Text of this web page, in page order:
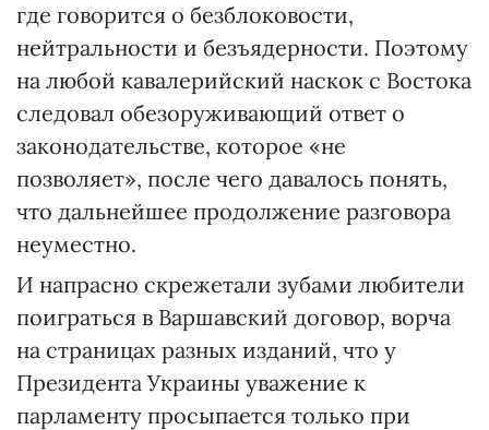
где говорится о безблоковости,
нейтральности и безъядерности. Поэтому
на любой кавалерийский наскок с Востока
следовал обезоруживающий ответ о
законодательстве, которое «не
позволяет», после чего давалось понять,
что дальнейшее продолжение разговора
неуместно.
И напрасно скрежетали зубами любители
поиграться в Варшавский договор, ворча
на страницах разных изданий, что у
Президента Украины уважение к
парламенту просыпается только при